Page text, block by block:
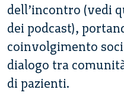
dell’incontro (vedi
dei podcast),
coinvolgimento
dialogo tra
di pazienti.